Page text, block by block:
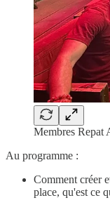
Membres Repat
Au programme :
Comment créer
place, qu'est ce